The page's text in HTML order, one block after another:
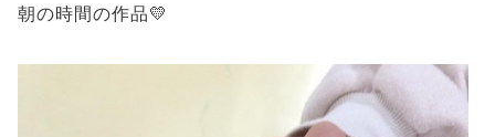
朝の時間の作品💛